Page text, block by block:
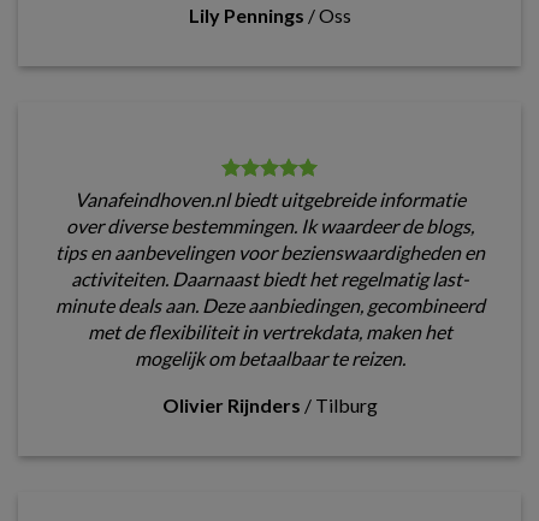
Lily Pennings /Oss
Vanafeindhoven.nl biedt uitgebreide informatie
over diverse bestemmingen. Ik waardeer de blogs,
tips en aanbevelingen voor bezienswaardigheden en
activiteiten. Daarnaast biedt het regelmatig last-
minute deals aan. Deze aanbiedingen, gecombineerd
met de flexibiliteit in vertrekdata, maken het
mogelijk om betaalbaar te reizen.
Olivier Rijnders / Tilburg